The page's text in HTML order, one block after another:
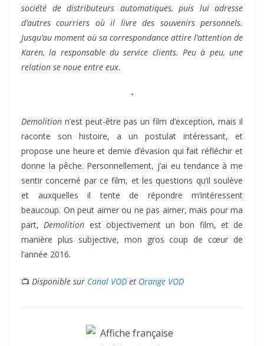
société de distributeurs automatiques, puis lui adresse
d’autres courriers où il livre des souvenirs personnels.
Jusqu’au moment où sa correspondance attire l’attention de
Karen, la responsable du service clients. Peu à peu, une
relation se noue entre eux.
⋅
Demolition n’est peut-être pas un film d’exception, mais il
raconte son histoire, a un postulat intéressant, et
propose une heure et demie d’évasion qui fait réfléchir et
donne la pêche. Personnellement, j’ai eu tendance à me
sentir concerné par ce film, et les questions qu’il soulève
et auxquelles il tente de répondre m’intéressent
beaucoup. On peut aimer ou ne pas aimer, mais pour ma
part,Demolition est objectivement un bon film, et de
manière plus subjective, mon gros coup de cœur de
l’année 2016.
📺 Disponible sur Canal VOD et Orange VOD